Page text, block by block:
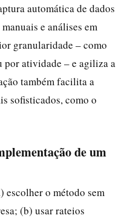
automática de dados
e análises em
granularidade – como
por atividade – e agiliza a
também facilita a
sofisticados, como o
de um
o método sem
(b) usar rateios